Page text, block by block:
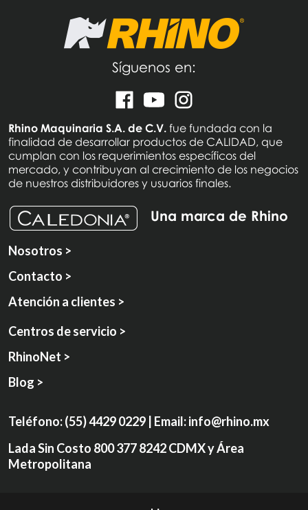
Síguenos en:
Rhino Maquinaria S.A. de C.V. fue fundada con la
finalidad de desarrollar productos de CALIDAD, que
cumplan con los requerimientos específicos del
mercado, y contribuyan al crecimiento de los negocios
de nuestros distribuidores y usuarios finales.
Una marca de Rhino
Nosotros >
Contacto >
Atención a clientes >
Centros de servicio >
RhinoNet >
Blog >
Teléfono:(55) 4429 0229 | Email:info@rhino.mx
Lada Sin Costo 800 377 8242CDMX y Área
Metropolitana